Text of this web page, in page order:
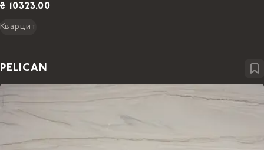
₴ 10323.00
Кварцит
PELICAN